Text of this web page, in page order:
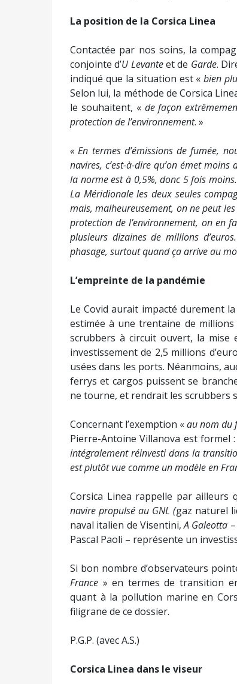
La position de la Corsica Linea
Contactée par nos soins, la
conjointe d’U Levanteet de Garde.
indiqué que la situation est «bien
Selon lui, la méthode de Corsica
le souhaitent, « de façon
protection de l’environnement. »
« En termes d’émissions de fumée,
navires, c’est-à-dire qu’on émet
la norme est à 0,5%, donc 5 fois
La Méridionale les deux seules
mais, malheureusement, on ne peut
protection de l’environnement, on en
plusieurs dizaines de millions
phasage, surtout quand ça arrive au
L’empreinte de la pandémie
Le Covid aurait impacté durement
estimée à une trentaine de millions
scrubbers à circuit ouvert, la mise
investissement de 2,5 millions
usées dans les ports. Néanmoins,
ferrys et cargos puissent se
ne tourne, et rendrait les scrubbers
Concernant l’exemption «au nom du
Pierre-Antoine Villanova est formel :
intégralement réinvesti dans la
est plutôt vue comme un modèle en
Corsica Linea rappelle par ailleurs
navire propulsé au GNL (gaz naturel
naval italien de Visentini,A Galeotta
Pascal Paoli – représente un
Si bon nombre d’observateurs
France » en termes de transition
quant à la pollution marine en
filigrane de ce dossier.
P.G.P. (avec A.S.)
Corsica Linea dans le viseur